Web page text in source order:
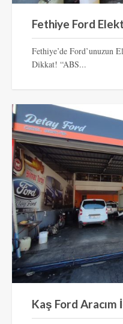
Fethiye Ford
Fethiye’de Ford’unuzun
Dikkat! “ABS...
Kaş Ford Aracım